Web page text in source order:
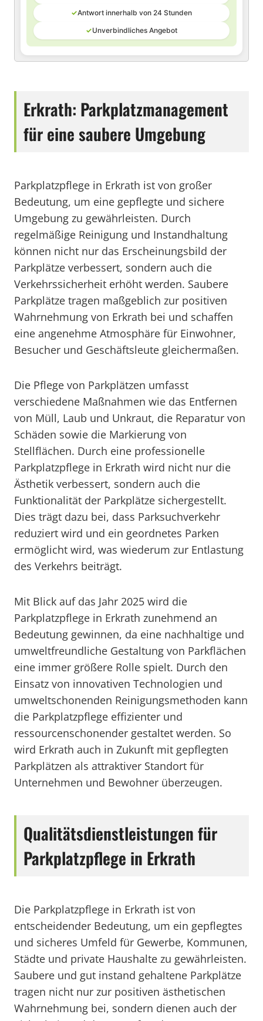
✓Antwort innerhalb von 24 Stunden
✓Unverbindliches Angebot
Erkrath: Parkplatzmanagement
für eine saubere Umgebung
Parkplatzpflege in Erkrath ist von großer
Bedeutung, um eine gepflegte und sichere
Umgebung zu gewährleisten. Durch
regelmäßige Reinigung und Instandhaltung
können nicht nur das Erscheinungsbild der
Parkplätze verbessert, sondern auch die
Verkehrssicherheit erhöht werden. Saubere
Parkplätze tragen maßgeblich zur positiven
Wahrnehmung von Erkrath bei und schaffen
eine angenehme Atmosphäre für Einwohner,
Besucher und Geschäftsleute gleichermaßen.
Die Pflege von Parkplätzen umfasst
verschiedene Maßnahmen wie das Entfernen
von Müll, Laub und Unkraut, die Reparatur von
Schäden sowie die Markierung von
Stellflächen. Durch eine professionelle
Parkplatzpflege in Erkrath wird nicht nur die
Ästhetik verbessert, sondern auch die
Funktionalität der Parkplätze sichergestellt.
Dies trägt dazu bei, dass Parksuchverkehr
reduziert wird und ein geordnetes Parken
ermöglicht wird, was wiederum zur Entlastung
des Verkehrs beiträgt.
Mit Blick auf das Jahr 2025 wird die
Parkplatzpflege in Erkrath zunehmend an
Bedeutung gewinnen, da eine nachhaltige und
umweltfreundliche Gestaltung von Parkflächen
eine immer größere Rolle spielt. Durch den
Einsatz von innovativen Technologien und
umweltschonenden Reinigungsmethoden kann
die Parkplatzpflege effizienter und
ressourcenschonender gestaltet werden. So
wird Erkrath auch in Zukunft mit gepflegten
Parkplätzen als attraktiver Standort für
Unternehmen und Bewohner überzeugen.
Qualitätsdienstleistungen für
Parkplatzpflege in Erkrath
Die Parkplatzpflege in Erkrath ist von
entscheidender Bedeutung, um ein gepflegtes
und sicheres Umfeld für Gewerbe, Kommunen,
Städte und private Haushalte zu gewährleisten.
Saubere und gut instand gehaltene Parkplätze
tragen nicht nur zur positiven ästhetischen
Wahrnehmung bei, sondern dienen auch der